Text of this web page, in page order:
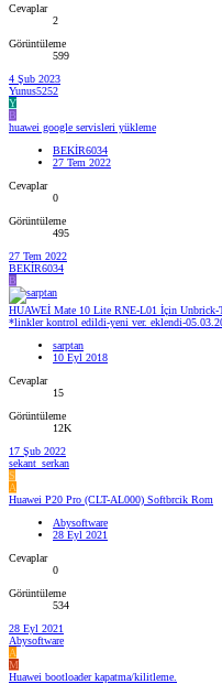
Cevaplar
2
Görüntüleme
599
4 Şub 2023
Yunus5252
Y
B
huawei google servisleri yükleme
BEKİR6034
27 Tem 2022
Cevaplar
0
Görüntüleme
495
27 Tem 2022
BEKİR6034
B
HUAWEİ Mate 10 Lite RNE-L01 İçin Unbrick-
*linkler kontrol edildi-yeni ver. eklendi-
sarptan
10 Eyl 2018
Cevaplar
15
Görüntüleme
12K
17 Şub 2022
sekant_serkan
S
A
Huawei P20 Pro (CLT-AL000) Softbrcik Rom
Abysoftware
28 Eyl 2021
Cevaplar
0
Görüntüleme
534
28 Eyl 2021
Abysoftware
A
M
Huawei bootloader kapatma/kilitleme.